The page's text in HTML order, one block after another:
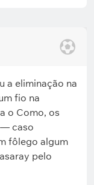
a eliminação na
fio na
o Como, os
— caso
fôlego algum
pelo